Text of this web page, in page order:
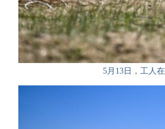
5月13日，工人